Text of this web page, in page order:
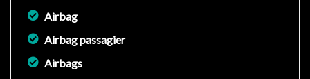
Airbag
Airbag passagier
Airbags